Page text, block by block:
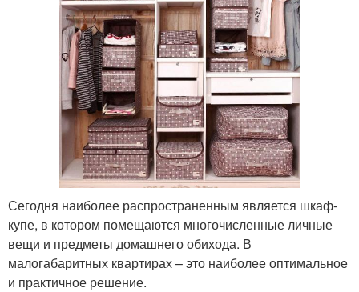
Сегодня наиболее распространенным является шкаф-
купе, в котором помещаются многочисленные личные
вещи и предметы домашнего обихода. В
малогабаритных квартирах – это наиболее оптимальное
и практичное решение.